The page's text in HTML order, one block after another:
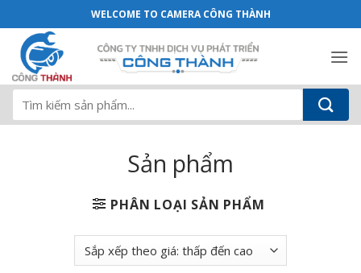
qua
dung
Sản phẩm - Camera Công Thành
WELCOME TO CAMERA CÔNG THÀNH
Tìm
kiếm:
Sản phẩm
PHÂN LOẠI SẢN PHẨM